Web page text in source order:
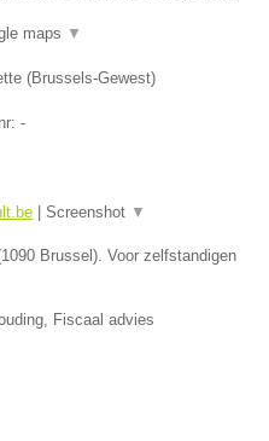
maps ▼
(Brussels-Gewest)
-
| Screenshot ▼
Brussel). Voor zelfstandigen
Fiscaal advies